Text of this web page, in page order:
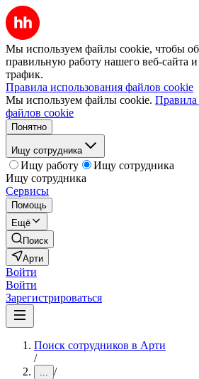
Мы используем файлы cookie, чтобы
правильную работу нашего веб-сайта и
трафик.
Правила использования файлов cookie
Мы используем файлы cookie. Правила
файлов cookie
Понятно
Ищу сотрудника
Ищу работу
Ищу сотрудника
Ищу сотрудника
Сервисы
Помощь
Ещё
Поиск
Арти
Войти
Войти
Зарегистрироваться
Поиск сотрудников в Арти
/
... /